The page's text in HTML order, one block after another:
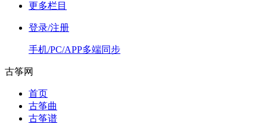
更多栏目
登录/注册
手机/PC/APP多端同步
古筝网
首页
古筝曲
古筝谱